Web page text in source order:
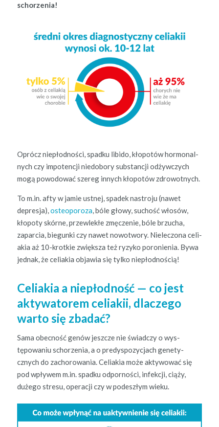
schorzenia!
Oprócz niepłod­noś­ci, spad­ku libido, kłopotów hor­mon­al­
nych czy impo­tencji niedobo­ry sub­stancji odży­w­czych
mogą powodować szereg innych kłopotów zdrowotnych.
To m.in. afty w jamie ust­nej, spadek nas­tro­ju (nawet
depres­ja),osteo­poroza, bóle głowy, suchość włosów,
kłopo­ty skórne, przewlekłe zmęcze­nie, bóle brzucha,
zaparcia, biegun­ki czy nawet nowot­wory. Nielec­zona celi­
akia aż 10-krotkie zwięk­sza też ryzyko poronienia. Bywa
jed­nak, że celi­akia objaw­ia się tylko niepłodnością!
Celiakia a niepłodność — co jest
aktywatorem celiakii, dlaczego
warto się zbadać?
Sama obec­ność genów jeszcze nie świad­czy o wys­
tępowa­niu schorzenia, a o predys­pozy­c­jach gene­ty­
cznych do zachorowa­nia. Celi­akia może akty­wować się
pod wpły­wem m.in. spad­ku odpornoś­ci, infekcji, ciąży,
dużego stre­su, oper­acji czy w podeszłym wieku.